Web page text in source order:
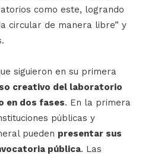
como este, logrando
circular de manera libre” y
siguieron en su primera
creativo del laboratorio
en dos fases. En la primera
públicas y
pueden presentar sus
pública. Las